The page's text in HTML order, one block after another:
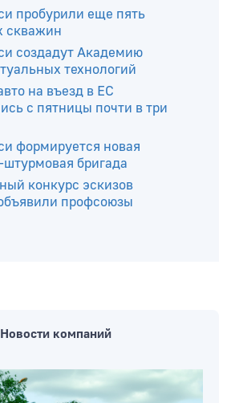
пробурили еще пять
скважин
создадут Академию
технологий
на въезд в ЕС
с пятницы почти в три
формируется новая
бригада
конкурс эскизов
профсоюзы
Новости компаний